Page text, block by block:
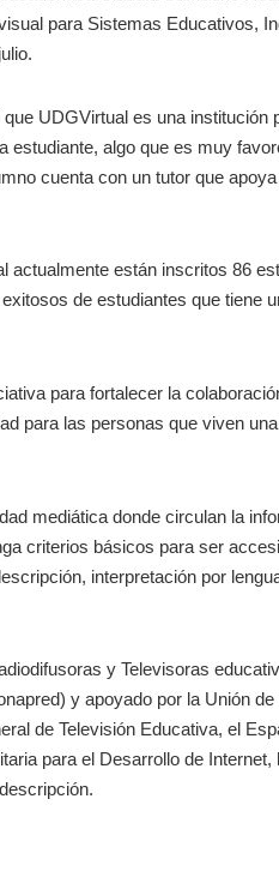
para Sistemas Educativos,
UDGVirtual es una institución
estudiante, algo que es muy
cuenta con un tutor que
actualmente están inscritos 86
de estudiantes que tiene
para fortalecer la
para las personas que viven
mediática donde circulan la
criterios básicos para ser
interpretación por
y Televisoras
y apoyado por la Unión
de Televisión Educativa, el
para el Desarrollo de